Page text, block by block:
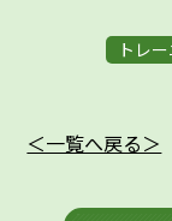
トレ
＜一覧へ戻る＞